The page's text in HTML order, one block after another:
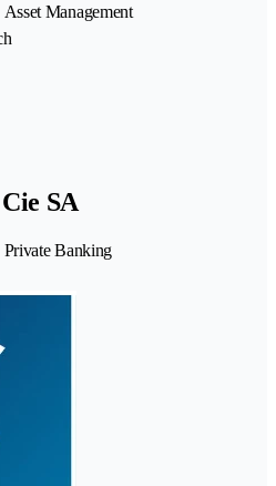
Management
SA
Private Banking